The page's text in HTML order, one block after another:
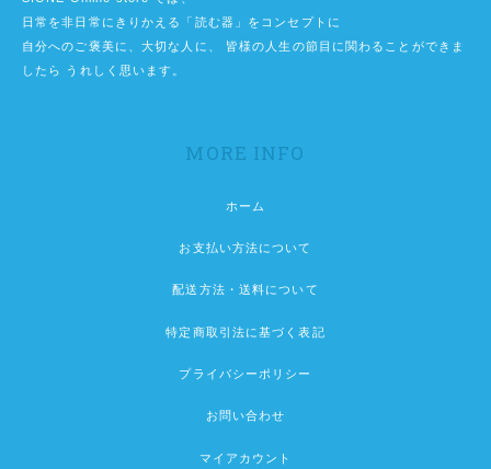
日常を非日常にきりかえる「読む器」をコンセプトに
自分へのご褒美に、大切な人に、 皆様の人生の節目に関わることができま
したら うれしく思います。
MORE INFO
ホーム
お支払い方法について
配送方法・送料について
特定商取引法に基づく表記
プライバシーポリシー
お問い合わせ
マイアカウント